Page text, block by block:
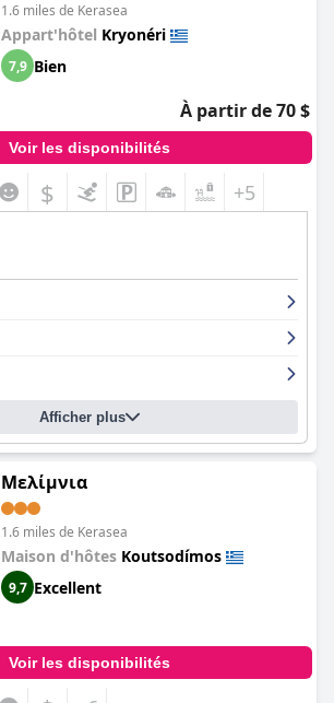
1.6 miles de Kerasea
Appart'hôtel Kryonéri
7,9 Bien
À partir de 70 $
Voir les disponibilités
$ +5
Afficher plus
Mελίμνια
1.6 miles de Kerasea
Maison d'hôtes Koutsodímos
9,7 Excellent
Voir les disponibilités